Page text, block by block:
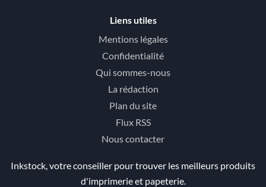
Liens utiles
Mentions légales
Confidentialité
Qui sommes-nous
La rédaction
Plan du site
Flux RSS
Nous contacter
Inkstock, votre conseiller pour trouver les meilleurs produits
d'imprimerie et papeterie.